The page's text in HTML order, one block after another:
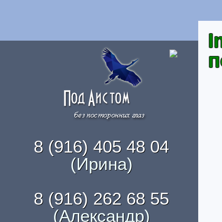
8 (916) 405 48 04
(Ирина)
8 (916) 262 68 55
(Александр)